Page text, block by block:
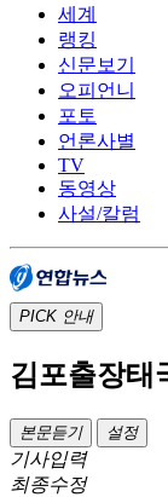
세계
랭킹
신문보기
오피언니
포토
언론사별
TV
동영상
사설/칼럼
PICK 안내
김포출장태
본문듣기 설정
기사입력
최종수정